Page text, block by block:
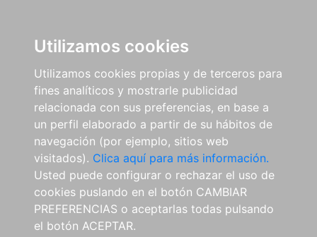
Utilizamos cookies
Utilizamos cookies propias y de terceros para
fines analíticos y mostrarle publicidad
relacionada con sus preferencias, en base a
un perfil elaborado a partir de su hábitos de
navegación (por ejemplo, sitios web
visitados). Clica aquí para más información.
Usted puede configurar o rechazar el uso de
cookies puslando en el botón CAMBIAR
PREFERENCIAS o aceptarlas todas pulsando
el botón ACEPTAR.